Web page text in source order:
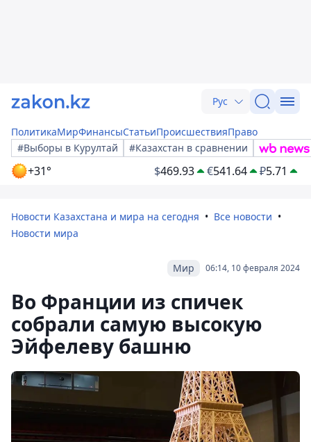
Рус
ПолитикаМирФинансыСтатьиПроисшествияПраво
#Выборы в Курултай
#Казахстан в сравнении
+31° $469.93 €541.64 ₽5.71
Новости Казахстана и мира на сегодня
Все новости
Новости мира
06:14, 10 февраля 2024
Мир
Во Франции из спичек
собрали самую высокую
Эйфелеву башню